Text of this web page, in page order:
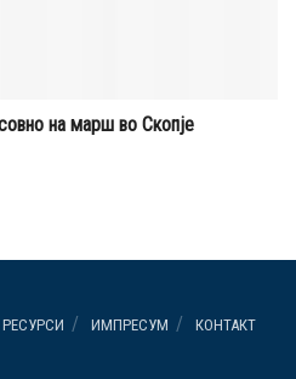
на марш во Скопје
РЕСУРСИ ИМПРЕСУМ КОНТАКТ